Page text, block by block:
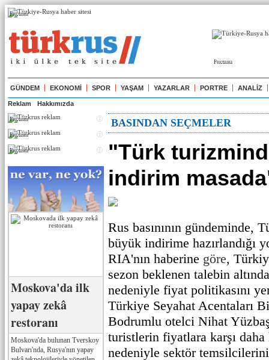
Реклама
Реклама
GÜNDEM EKONOMİ SPOR YAŞAM YAZARLAR PORTRE ANALİZ
Reklam Hakkımızda
Реклама
Реклама
Реклама
Moskova'da ilk
yapay zekâ
restoranı
Moskova'da bulunan Tverskoy
Bulvarı'nda, Rusya'nın yapay
BASINDAN SEÇMELER
"Türk
indirim
Rus basınının gündeminde,
büyük indirime hazırlandığı
RIA'nın haberine göre,
sezon beklenen talebin
nedeniyle fiyat politikasını
Türkiye Seyahat Acentaları
Bodrumlu otelci Nihat
turistlerin fiyatlara karşı daha
nedeniyle sektör